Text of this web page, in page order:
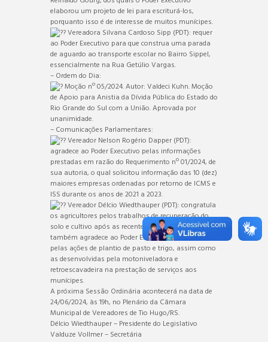
elaborou um projeto de lei para escriturá-los,
porquanto isso é de interesse de muitos munícipes.
Vereadora Silvana Cardoso Sipp (PDT): requer
ao Poder Executivo para que construa uma parada
de aguardo ao transporte escolar no Bairro Sippel,
essencialmente na Rua Getúlio Vargas.
– Ordem do Dia:
Moção nº 05/2024. Autor: Valdeci Kuhn. Moção
de Apoio para Anistia da Dívida Pública do Estado do
Rio Grande do Sul com a União. Aprovada por
unanimidade.
– Comunicações Parlamentares:
Vereador Nelson Rogério Dapper (PDT):
agradece ao Poder Executivo pelas informações
prestadas em razão do Requerimento nº 01/2024, de
sua autoria, o qual solicitou informação das 10 (dez)
maiores empresas ordenadas por retorno de ICMS e
ISS durante os anos de 2021 a 2023.
Vereador Délcio Wiedthauper (PDT): congratula
os agricultores pelos trabalhos de recuperação do
solo e cultivo após as recentes chuvas. O vereador
também agradece ao Poder Executivo Municipal
pelas ações de plantio de pasto e trigo, assim como
as desenvolvidas pela motoniveladora e
retroescavadeira na prestação de serviços aos
munícipes.
A próxima Sessão Ordinária acontecerá na data de
24/06/2024, às 19h, no Plenário da Câmara
Municipal de Vereadores de Tio Hugo/RS.
Délcio Wiedthauper – Presidente do Legislativo
Valduze Vollmer – Secretária